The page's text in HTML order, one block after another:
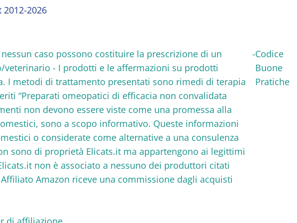
2026
caso possono costituire la prescrizione di un
- I prodotti e le affermazioni su prodotti
I metodi di trattamento presentati sono rimedi di terapia
“Preparati omeopatici di efficacia non convalidata
non devono essere viste come una promessa alla
sono a scopo informativo. Queste informazioni
o considerate come alternative a una consulenza
sono di proprietà Elicats.it ma appartengono ai legittimi
non è associato a nessuno dei produttori citati
Amazon riceve una commissione dagli acquisti
-Codice
Buone
Pratiche